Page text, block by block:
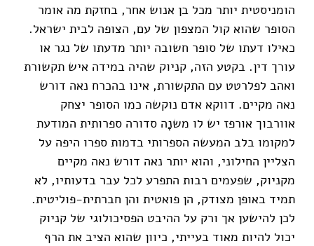
הומניסטית יותר מכל בן אנוש אחר, בחזקת מה אומר
הסופר שהוא קול המצפון של עם, הצופה לבית ישראל.
כאילו דעתו של סופר חשובה יותר מדעתו של נגר או
עורך דין. בקטע הזה, קניוק שהיה במידה איש תקשורת
ואהב לפלרטט עם התקשורת, אינו בהכרח נאה דורש
נאה מקיים. דווקא אדם נוקשה כמו הסופר יצחק
אוורבוך אורפז יש לו משנָה סדורה ספרותית המודעת
למקומו בלב המעשה הספרותי בדמות ספרו היפה על
הצליין החילוני, והוא יותר נאה דורש נאה מקיים
מקניוק, שפעמים רבות התפרע לכל עבר בדעותיו, לא
תמיד באופן מצודק, הן פואטית והן חברתית-פוליטית.
לכן להישען אך ורק על ההיבט הפסיכולוגי של קניוק
יכול להיות מאוד בעייתי, כיוון שהוא הציב את הרף